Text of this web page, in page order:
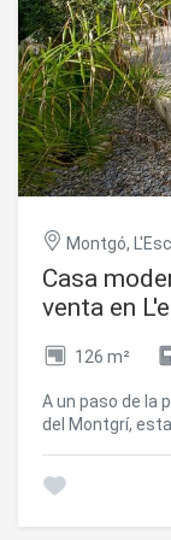
calidades están
ventanas de
persianas
producción de
#ref:CBLX02986
Montgó,
Casa
venta en
126 m²
A un paso de la
del Montgrí,
torno a una